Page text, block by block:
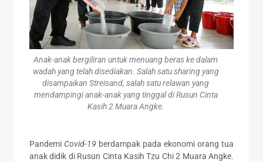
Anak-anak bergiliran untuk menuang beras ke dalam
wadah yang telah disediakan. Salah satu sharing yang
disampaikan Streisand, salah satu relawan yang
mendampingi anak-anak yang tinggal di Rusun Cinta
Kasih 2 Muara Angke.
Pandemi Covid-19 berdampak pada ekonomi orang tua
anak didik di Rusun Cinta Kasih Tzu Chi 2 Muara Angke.